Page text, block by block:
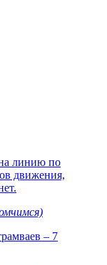
линию по
движения,
– 7